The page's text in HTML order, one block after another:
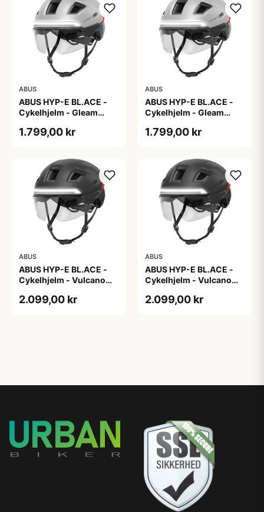
ABUS
ABUS HYP-E BL.ACE -
Cykelhjelm - Gleam
1.799,00 kr
ABUS
ABUS HYP-E BL.ACE -
Cykelhjelm - Gleam
1.799,00 kr
ABUS
ABUS HYP-E BL.ACE -
Cykelhjelm - Vulcano
2.099,00 kr
ABUS
ABUS HYP-E BL.ACE -
Cykelhjelm - Vulcano
2.099,00 kr